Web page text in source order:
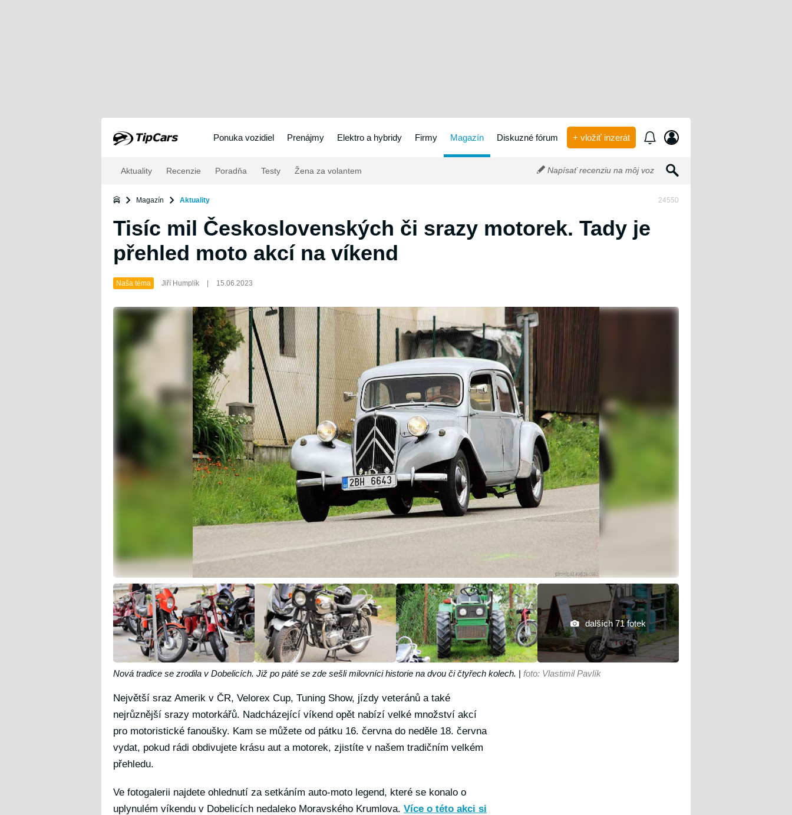
Ponuka vozidiel Prenájmy Elektro a hybridy Firmy Magazín Diskuzné fórum + vložiť inzerát
Aktuality Recenzie Poradňa Testy Žena za volantem Napísať recenziu na môj voz
Magazín Aktuality 24550
Tisíc mil Československých či srazy motorek. Tady je
přehled moto akcí na víkend
Naša téma Jiří Humplík 15.06.2023
dalších 71 fotek
Nová tradice se zrodila v Dobelicích. Již po páté se zde sešli milovníci historie na dvou či čtyřech kolech. | foto: Vlastimil Pavlík
Největší sraz Amerik v ČR, Velorex Cup, Tuning Show, jízdy veteránů a také
nejrůznější srazy motorkářů. Nadcházející víkend opět nabízí velké množství akcí
pro motoristické fanoušky. Kam se můžete od pátku 16. června do neděle 18. června
vydat, pokud rádi obdivujete krásu aut a motorek, zjistíte v našem tradičním velkém
přehledu.
Ve fotogalerii najdete ohlednutí za setkáním auto-moto legend, které se konalo o
uplynulém víkendu v Dobelicích nedaleko Moravského Krumlova. Více o této akci si